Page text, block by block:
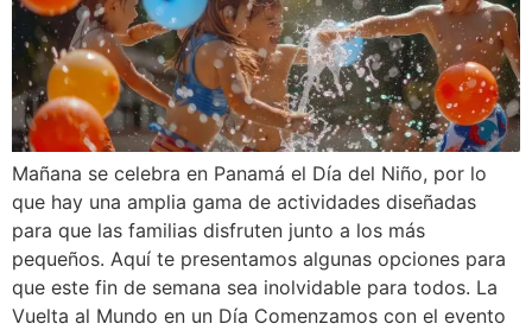
Mañana se celebra en Panamá el Día del Niño, por lo
que hay una amplia gama de actividades diseñadas
para que las familias disfruten junto a los más
pequeños. Aquí te presentamos algunas opciones para
que este fin de semana sea inolvidable para todos. La
Vuelta al Mundo en un Día Comenzamos con el evento